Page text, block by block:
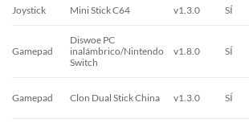
Joystick Mini Stick C64 v1.3.0 SÍ
Gamepad
Diswoe PC
inalámbrico/Nintendo
Switch
v1.8.0 SÍ
Gamepad Clon Dual Stick China v1.3.0 SÍ